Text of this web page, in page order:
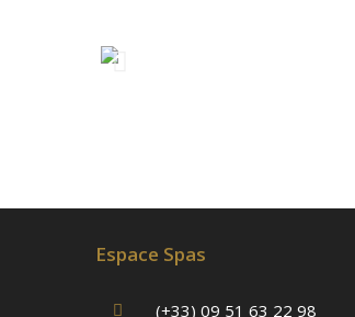
Espace Spas
(+33) 09 51 63 22 98